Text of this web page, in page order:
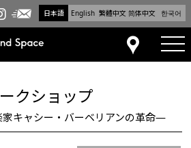
日本語 English 繁體中文 简体中文 한국어
ョーアーツアンド
キョーアーツアンド
トーキョーアーツア
メールニュース
アクセス
クショップ
家キャシー・バーベリアンの革命―